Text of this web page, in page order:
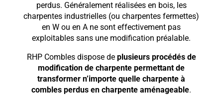
perdus. Généralement réalisées en bois, les
charpentes industrielles (ou charpentes fermettes)
en W ou en A ne sont effectivement pas
exploitables sans une modification préalable.
RHP Combles dispose de plusieurs procédés de
modification de charpente permettant de
transformer n’importe quelle charpente à
combles perdus en charpente aménageable.